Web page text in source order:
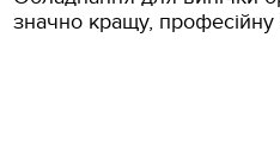
значно кращу, професійну